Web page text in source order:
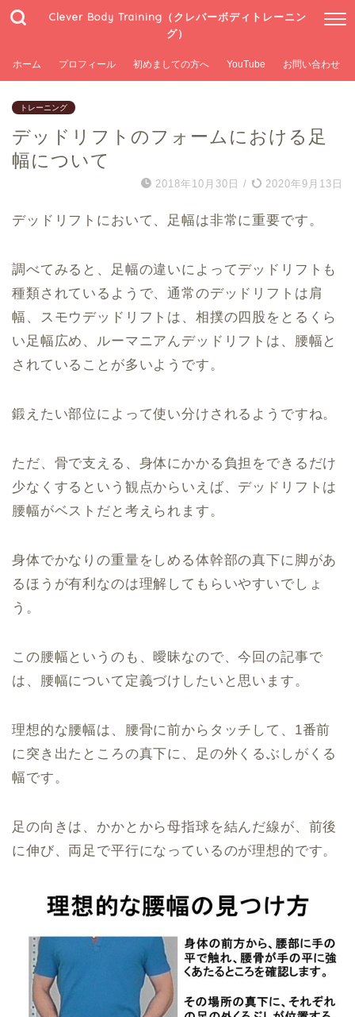
Clever Body Training（クレバーボディトレーニン
グ）
ホーム プロフィール 初めましての方へ YouTube お問い合わせ
トレーニング
デッドリフトのフォームにおける足
幅について
2018年10月30日 / 2020年9月13日
デッドリフトにおいて、足幅は非常に重要です。
調べてみると、足幅の違いによってデッドリフトも
種類されているようで、通常のデッドリフトは肩
幅、スモウデッドリフトは、相撲の四股をとるくら
い足幅広め、ルーマニアんデッドリフトは、腰幅と
されていることが多いようです。
鍛えたい部位によって使い分けされるようですね。
ただ、骨で支える、身体にかかる負担をできるだけ
少なくするという観点からいえば、デッドリフトは
腰幅がベストだと考えられます。
身体でかなりの重量をしめる体幹部の真下に脚があ
るほうが有利なのは理解してもらいやすいでしょ
う。
この腰幅というのも、曖昧なので、今回の記事で
は、腰幅について定義づけしたいと思います。
理想的な腰幅は、腰骨に前からタッチして、1番前
に突き出たところの真下に、足の外くるぶしがくる
幅です。
足の向きは、かかとから母指球を結んだ線が、前後
に伸び、両足で平行になっているのが理想的です。